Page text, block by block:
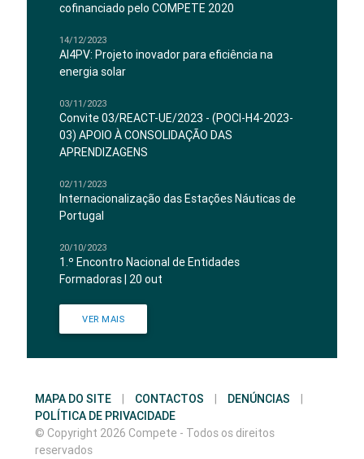
cofinanciado pelo COMPETE 2020
14/12/2023
AI4PV: Projeto inovador para eficiência na
energia solar
03/11/2023
Convite 03/REACT-UE/2023 - (POCI-H4-2023-
03) APOIO À CONSOLIDAÇÃO DAS
APRENDIZAGENS
02/11/2023
Internacionalização das Estações Náuticas de
Portugal
20/10/2023
1.º Encontro Nacional de Entidades
Formadoras | 20 out
VER MAIS
MAPA DO SITE | CONTACTOS | DENÚNCIAS
|
POLÍTICA DE PRIVACIDADE
© Copyright 2026 Compete - Todos os direitos
reservados